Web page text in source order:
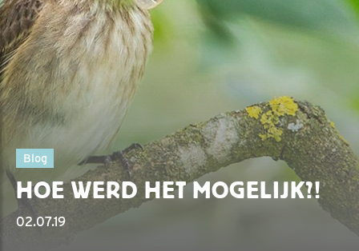
Blog
HOE WERD HET MOGELIJK?!
02.07.19